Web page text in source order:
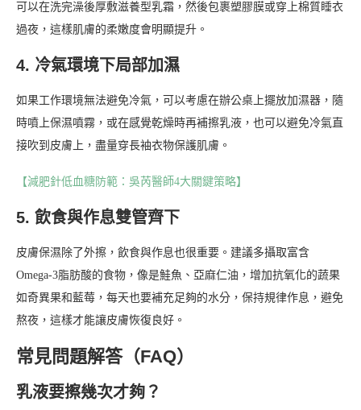
可以在洗完澡後厚敷滋養型乳霜，然後包裹塑膠膜或穿上棉質睡衣
過夜，這樣肌膚的柔嫩度會明顯提升。
4. 冷氣環境下局部加濕
如果工作環境無法避免冷氣，可以考慮在辦公桌上擺放加濕器，隨
時噴上保濕噴霧，或在感覺乾燥時再補擦乳液，也可以避免冷氣直
接吹到皮膚上，盡量穿長袖衣物保護肌膚。
【減肥針低血糖防範：吳芮醫師4大關鍵策略】
5. 飲食與作息雙管齊下
皮膚保濕除了外擦，飲食與作息也很重要。建議多攝取富含
Omega-3脂肪酸的食物，像是鮭魚、亞麻仁油，增加抗氧化的蔬果
如奇異果和藍莓，每天也要補充足夠的水分，保持規律作息，避免
熬夜，這樣才能讓皮膚恢復良好。
常見問題解答（FAQ）
乳液要擦幾次才夠？